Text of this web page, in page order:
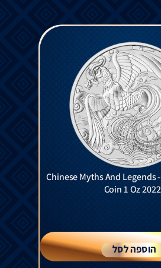
Chinese Myths And Legends
Coin 1 Oz 2022
הוספה לסל